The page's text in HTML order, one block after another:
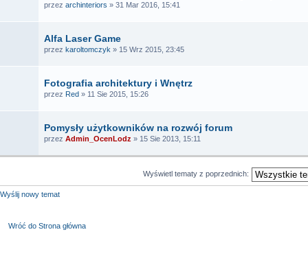
przez archinteriors » 31 Mar 2016, 15:41
Alfa Laser Game
przez karoltomczyk » 15 Wrz 2015, 23:45
Fotografia architektury i Wnętrz
przez Red » 11 Sie 2015, 15:26
Pomysły użytkowników na rozwój forum
przez Admin_OcenLodz » 15 Sie 2013, 15:11
Wyświetl tematy z poprzednich:
Wyślij nowy temat
Wróć do Strona główna